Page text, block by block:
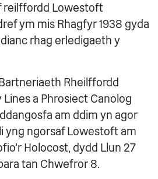
reilffordd Lowestoft
ym mis Rhagfyr 1938 gyda
rhag erledigaeth y
Rheilffordd
a Phrosiect Canolog
am ddim yn agor
yng ngorsaf Lowestoft am
Holocost, dydd Llun 27
tan Chwefror 8.